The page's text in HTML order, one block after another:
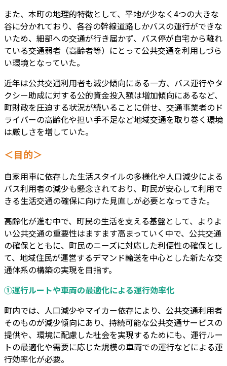
また、本町の地理的特徴として、平地が少なく4つの大きな
谷に分かれており、各谷の幹線道路しかバスの運行ができな
いため、細部への交通が行き届かず、バス停が自宅から離れ
ている交通弱者（高齢者等）にとって公共交通を利用しづら
い環境となっていた。
近年は公共交通利用者も減少傾向にある一方、バス運行やタ
クシー助成に対する公的資金投入額は増加傾向にあるなど、
町財政を圧迫する状況が続いることに併せ、交通事業者のド
ライバーの高齢化や担い手不足など地域交通を取り巻く環境
は厳しさを増していた。
＜目的＞
自家用車に依存した生活スタイルの多様化や人口減少による
バス利用者の減少も懸念されており、町民が安心して利用で
きる生活交通の確保に向けた見直しが必要となってきた。
高齢化が進む中で、町民の生活を支える基盤として、よりよ
い公共交通の重要性はますます高まっていく中で、公共交通
の確保とともに、町民のニーズに対応した利便性の確保とし
て、地域住民が運営するデマンド輸送を中心とした新たな交
通体系の構築の実現を目指す。
①運行ルートや車両の最適化による運行効率化
町内では、人口減少やマイカー依存により、公共交通利用者
そのものが減少傾向にあり、持続可能な公共交通サービスの
提供や、環境に配慮した社会を実現するためにも、運行ルー
トの最適化や需要に応じた規模の車両での運行などによる運
行効率化が必要。